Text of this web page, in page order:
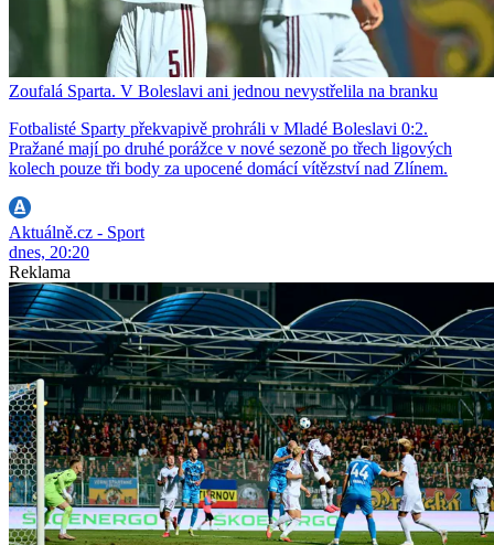
Zoufalá Sparta. V Boleslavi ani jednou nevystřelila na branku
Fotbalisté Sparty překvapivě prohráli v Mladé Boleslavi 0:2.
Pražané mají po druhé porážce v nové sezoně po třech ligových
kolech pouze tři body za upocené domácí vítězství nad Zlínem.
Aktuálně.cz - Sport
dnes, 20:20
Reklama